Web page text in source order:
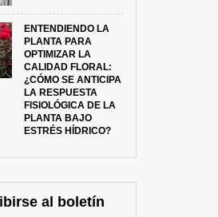
ENTENDIENDO LA
PLANTA PARA
OPTIMIZAR LA
CALIDAD FLORAL:
¿CÓMO SE ANTICIPA
LA RESPUESTA
FISIOLÓGICA DE LA
PLANTA BAJO
ESTRÉS HÍDRICO?
al boletín